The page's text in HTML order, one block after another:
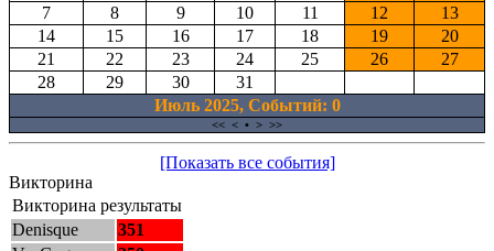
7
8 9 10 11 12
13
14
15 16 17 18 19
20
21
22 23 24 25 26
27
28
29 30
31
Июль 2025, Cобытий: 0
<< < • > >>
[Показать все события]
Викторина
Викторина результаты
Denisque
351